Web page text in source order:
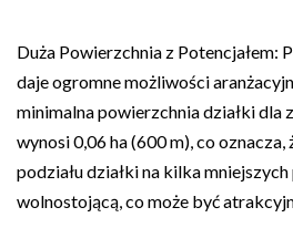
Duża Powierzchnia z Potencjałem:
daje ogromne możliwości
minimalna powierzchnia działki
wynosi 0,06 ha (600 m), co oznacza,
podziału działki na kilka
wolnostojącą, co może być